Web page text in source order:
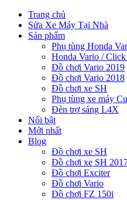
Trang chủ
Sửa Xe Máy Tại Nhà
Sản phẩm
Phụ tùng Honda
Honda Vario /
Đồ chơi Vario 2019
Đồ chơi Vario 2018
Đồ chơi xe SH
Phụ tùng xe máy
Đèn trợ sáng L4X
Nổi bật
Mới nhất
Blog
Đồ chơi xe SH
Đồ chơi xe SH
Đồ chơi Exciter
Đồ chơi Vario
Đồ chơi FZ 150i